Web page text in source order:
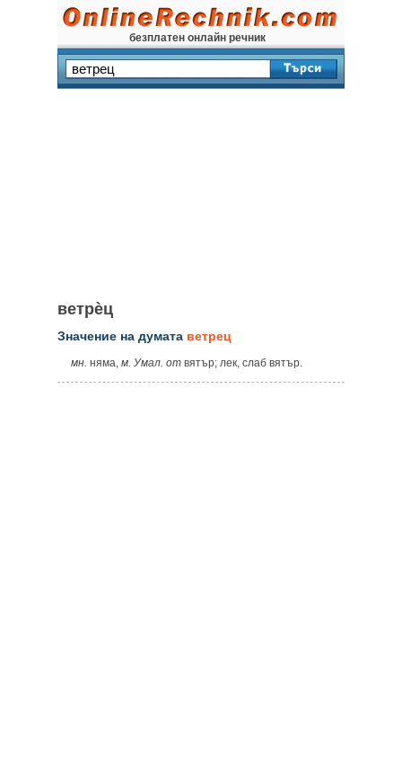
безплатен онлайн речник
ветрѐц
Значение на думата ветрец
мн. няма, м. Умал. от вятър; лек, слаб вятър.